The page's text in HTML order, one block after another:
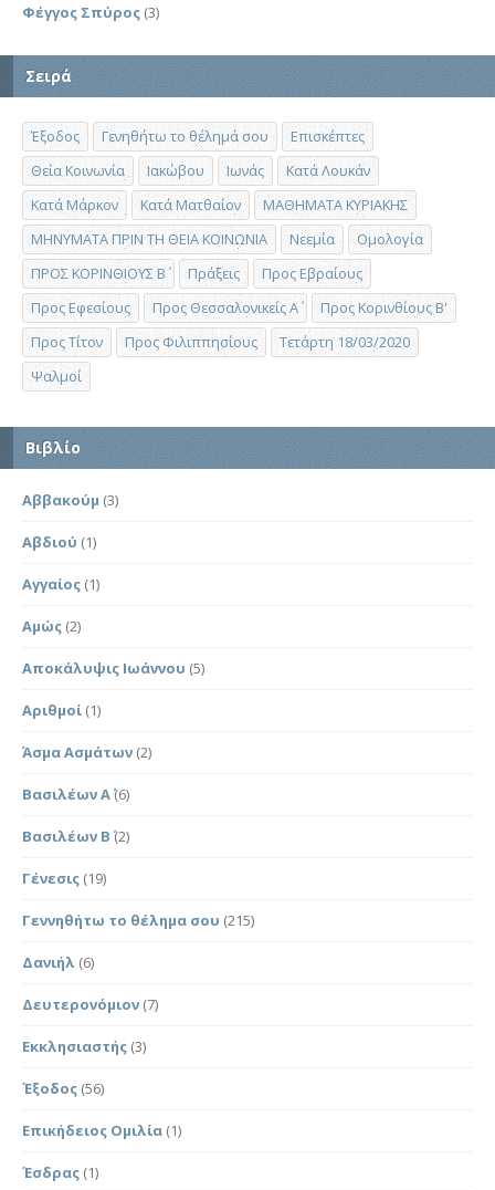
Φέγγος Σπύρος (3)
Σειρά
Έξοδος Γενηθήτω το θέλημά σου
Επισκέπτες
Θεία Κοινωνία
Ιακώβου Ιωνάς
Κατά Λουκάν
Κατά Μάρκον
Κατά Ματθαίον
ΜΑΘΗΜΑΤΑ ΚΥΡΙΑΚΗΣ
ΜΗΝΥΜΑΤΑ ΠΡΙΝ ΤΗ ΘΕΙΑ ΚΟΙΝΩΝΙΑ
Νεεμία
Ομολογία
ΠΡΟΣ ΚΟΡΙΝΘΙΟΥΣ Β΄
Πράξεις
Προς Εβραίους
Προς Εφεσίους
Προς Θεσσαλονικείς Α΄
Προς Κορινθίους Β'
Προς Τίτον
Προς Φιλιππησίους
Τετάρτη 18/03/2020
Ψαλμοί
Βιβλίο
Αββακούμ (3)
Αβδιού (1)
Αγγαίος (1)
Αμώς (2)
Αποκάλυψις Ιωάννου (5)
Αριθμοί (1)
Άσμα Ασμάτων (2)
Βασιλέων Α΄(6)
Βασιλέων Β΄ (2)
Γένεσις (19)
Γεννηθήτω το θέλημα σου (215)
Δανιήλ (6)
Δευτερονόμιον (7)
Εκκλησιαστής (3)
Έξοδος (56)
Επικήδειος Ομιλία (1)
Έσδρας (1)